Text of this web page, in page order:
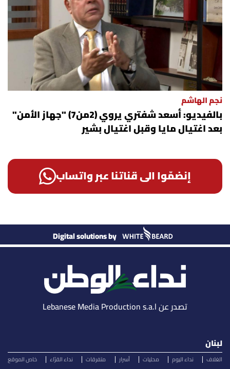
نجم الهاشم
بالفيديو: أسعد شفتري يروي (2من7) "جهاز الأمن"
بعد اغتيال مايا وقبل اغتيال بشير
إنضمّوا الى قناتنا عبر واتساب
Digital solutions by
تصدر عن Lebanese Media Production s.a.l
لبنان
الغلاف نداء اليوم محليات أسرار متفرقات نداء القرّاء خاص الموقع